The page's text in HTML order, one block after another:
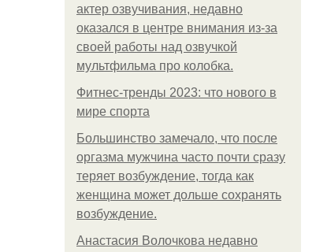
актер озвучивания, недавно
оказался в центре внимания из-за
своей работы над озвучкой
мультфильма про колобка.
Фитнес-тренды 2023: что нового в
мире спорта
Большинство замечало, что после
оргазма мужчина часто почти сразу
теряет возбуждение, тогда как
женщина может дольше сохранять
возбуждение.
Анастасия Волочкова недавно